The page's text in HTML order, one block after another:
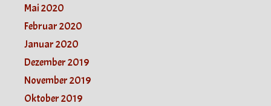
Mai 2020
Februar 2020
Januar 2020
Dezember 2019
November 2019
Oktober 2019